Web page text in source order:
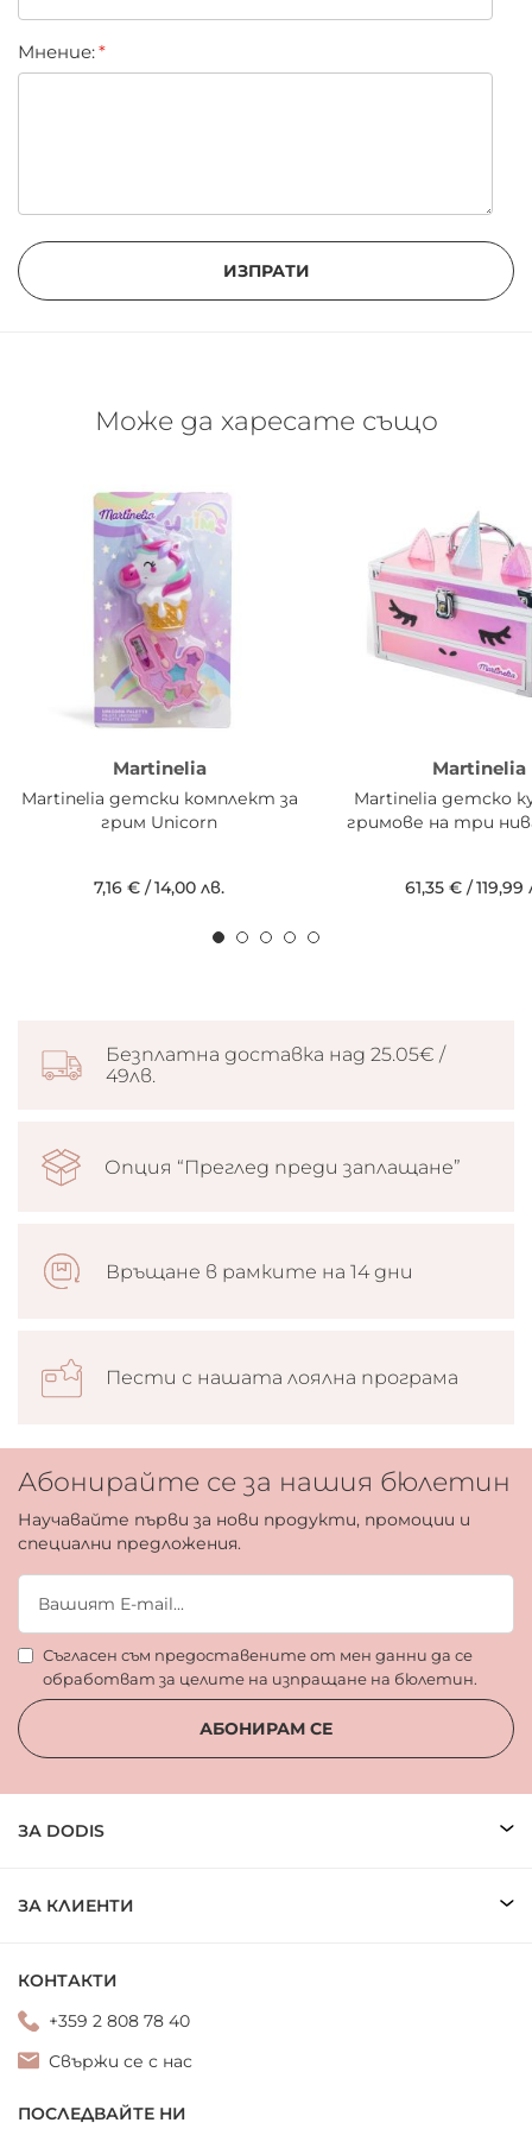
Мнение:
ИЗПРАТИ
Може да харесате също
Martinelia
Martinelia детски комплект за
грим Unicorn
7,16 € /14,00 лв.
Martinelia
Martinelia детско
гримове на три
61,35 € /119,99
Безплатна доставка над 25.05€ /
49лв.
Опция “Преглед преди заплащане”
Връщане в рамките на 14 дни
Пести с нашата лоялна програма
Абонирайте се за нашия бюлетин
Научавайте първи за нови продукти, промоции и
специални предложения.
Съгласен съм предоставените от мен данни да се
обработват за целите на изпращане на бюлетин.
АБОНИРАМ СЕ
ЗА DODIS
ЗА КЛИЕНТИ
КОНТАКТИ
+359 2 808 78 40
Свържи се с нас
ПОСЛЕДВАЙТЕ НИ